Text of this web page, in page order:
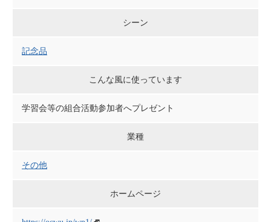
シーン
記念品
こんな風に使っています
学習会等の組合活動参加者へプレゼント
業種
その他
ホームページ